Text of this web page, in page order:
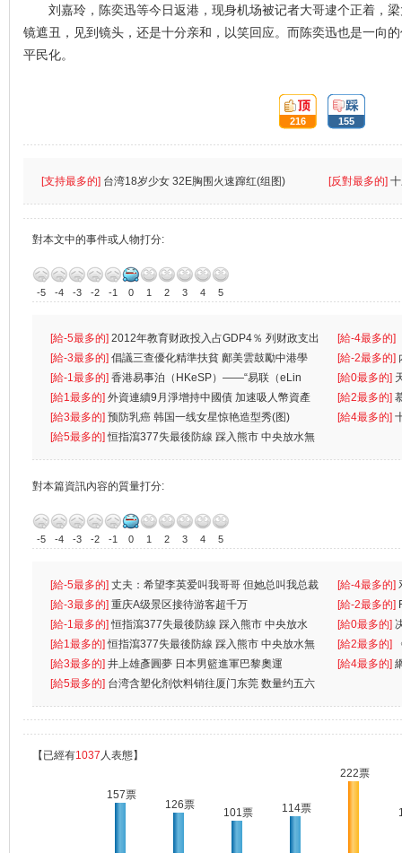
刘嘉玲，陈奕迅等今日返港，现身机场被记者大哥逮个正着，
镜遮丑，见到镜头，还是十分亲和，以笑回应。而陈奕迅也是一向
平民化。
頂:
216
踩:
155
[支持最多的] 台湾18岁少女 32E胸围火速蹿红(组图) [反對最多的]
對本文中的事件或人物打分:
-5 -4 -3 -2 -1 0 1 2 3 4 5
[給-5最多的] 2012年教育财政投入占GDP4％ 列财政支出
首位
[給-4最多的]
一
[給-3最多的] 倡議三查優化精準扶貧 鄺美雲鼓勵中港學
生
[給-2最多的]
人
[給-1最多的] 香港易事泊（HKeSP）——“易联（eLin
k）”项目
[給0最多的]
[給1最多的] 外資連續9月淨增持中國債 加速吸人幣資產 [給2最多的]
[給3最多的] 预防乳癌 韩国一线女星惊艳造型秀(图) [給4最多的]
[給5最多的]恒指瀉377失最後防線 踩入熊市 中央放水無
對本篇資訊內容的質量打分:
-5 -4 -3 -2 -1 0 1 2 3 4 5
[給-5最多的] 丈夫：希望李英爱叫我哥哥 但她总叫我总裁
先
[給-4最多的]
离
[給-3最多的] 重庆A级景区接待游客超千万 [給-2最多的]
[給-1最多的]恒指瀉377失最後防線 踩入熊市 中央放水
無
[給0最多的]
[給1最多的]恒指瀉377失最後防線 踩入熊市 中央放水無 [給2最多的]
[給3最多的] 井上雄彥圓夢 日本男籃進軍巴黎奧運 [給4最多的]
[給5最多的] 台湾含塑化剂饮料销往厦门东莞 数量约五六
【已經有1037 人表態】
157票
126票
101票 114票
222票